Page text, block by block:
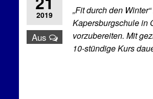
2019
Aus
„Fit durch den
Kapersburgschule in
vorzubereiten. Mit
10-stündige Kurs